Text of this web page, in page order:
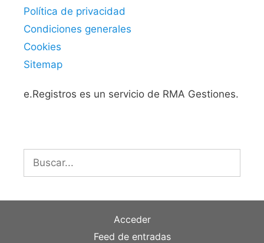
Política de privacidad
Condiciones generales
Cookies
Sitemap
e.Registros es un servicio de RMA Gestiones.
Acceder
Feed de entradas